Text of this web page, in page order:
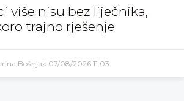
više nisu bez liječnika,
trajno rješenje
Bošnjak 07/08/2026 11:03